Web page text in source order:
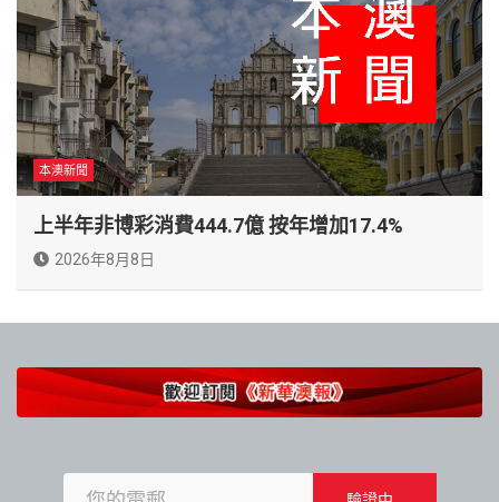
本澳新聞
上半年非博彩消費444.7億 按年增加17.4%
2026年8月8日